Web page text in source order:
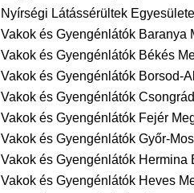
Nyírségi Látássérültek
Vakok és Gyengénlátók Baranya
Vakok és Gyengénlátók Békés
Vakok és Gyengénlátók Borsod-
Vakok és Gyengénlátók
Vakok és Gyengénlátók Fejér
Vakok és Gyengénlátók Győr-
Vakok és Gyengénlátók Hermina
Vakok és Gyengénlátók Heves